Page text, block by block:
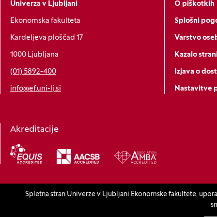
Spletna stran Univerze v Ljubljani Ekonomske fakultete,
Univerza v Ljubljani
Ekonomska fakulteta
Kardeljeva ploščad 17
1000 Ljubljana
(01) 5892-400
info@ef.uni-lj.si
O piškotkih
Splošni
Varstvo
Kazalo
Izjava o
Nastavitve
Akreditacije
© 2026 Univerza v Ljubljani, Ekonomska fakultetaProdukcija: